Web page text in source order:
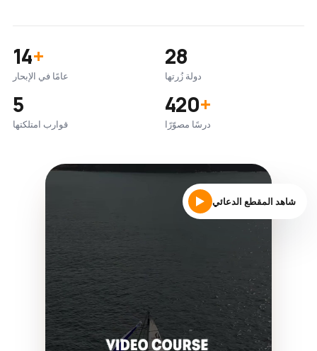
14+
عامًا في الإبحار
28
دولة زُرتها
5
قوارب امتلكتها
420+
درسًا مصوّرًا
شاهد المقطع الدعائي